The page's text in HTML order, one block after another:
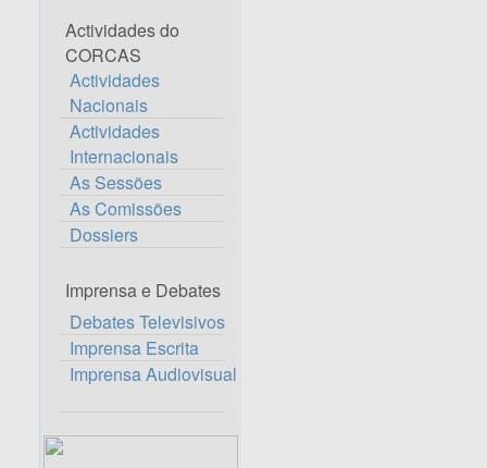
Actividades do
CORCAS
Actividades
Nacionais
Actividades
Internacionais
As Sessões
As Comissões
Dossiers
Imprensa e Debates
Debates Televisivos
Imprensa Escrita
Imprensa Audiovisual